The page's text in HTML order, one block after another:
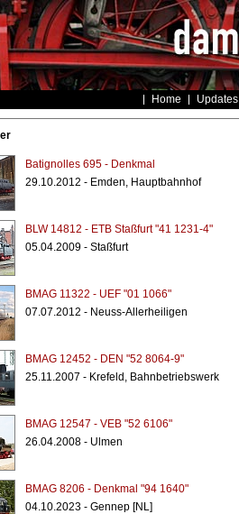
Home Updates
Batignolles 695 - Denkmal
29.10.2012 - Emden, Hauptbahnhof
BLW 14812 - ETB Staßfurt "41 1231-4"
05.04.2009 - Staßfurt
BMAG 11322 - UEF "01 1066"
07.07.2012 - Neuss-Allerheiligen
BMAG 12452 - DEN "52 8064-9"
25.11.2007 - Krefeld, Bahnbetriebswerk
BMAG 12547 - VEB "52 6106"
26.04.2008 - Ulmen
BMAG 8206 - Denkmal "94 1640"
04.10.2023 - Gennep [NL]